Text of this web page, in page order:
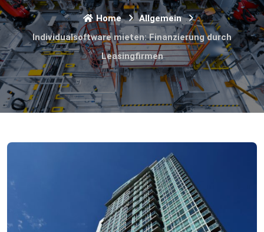
Home
Allgemein
Individualsoftware mieten: Finanzierung durch
Leasingfirmen